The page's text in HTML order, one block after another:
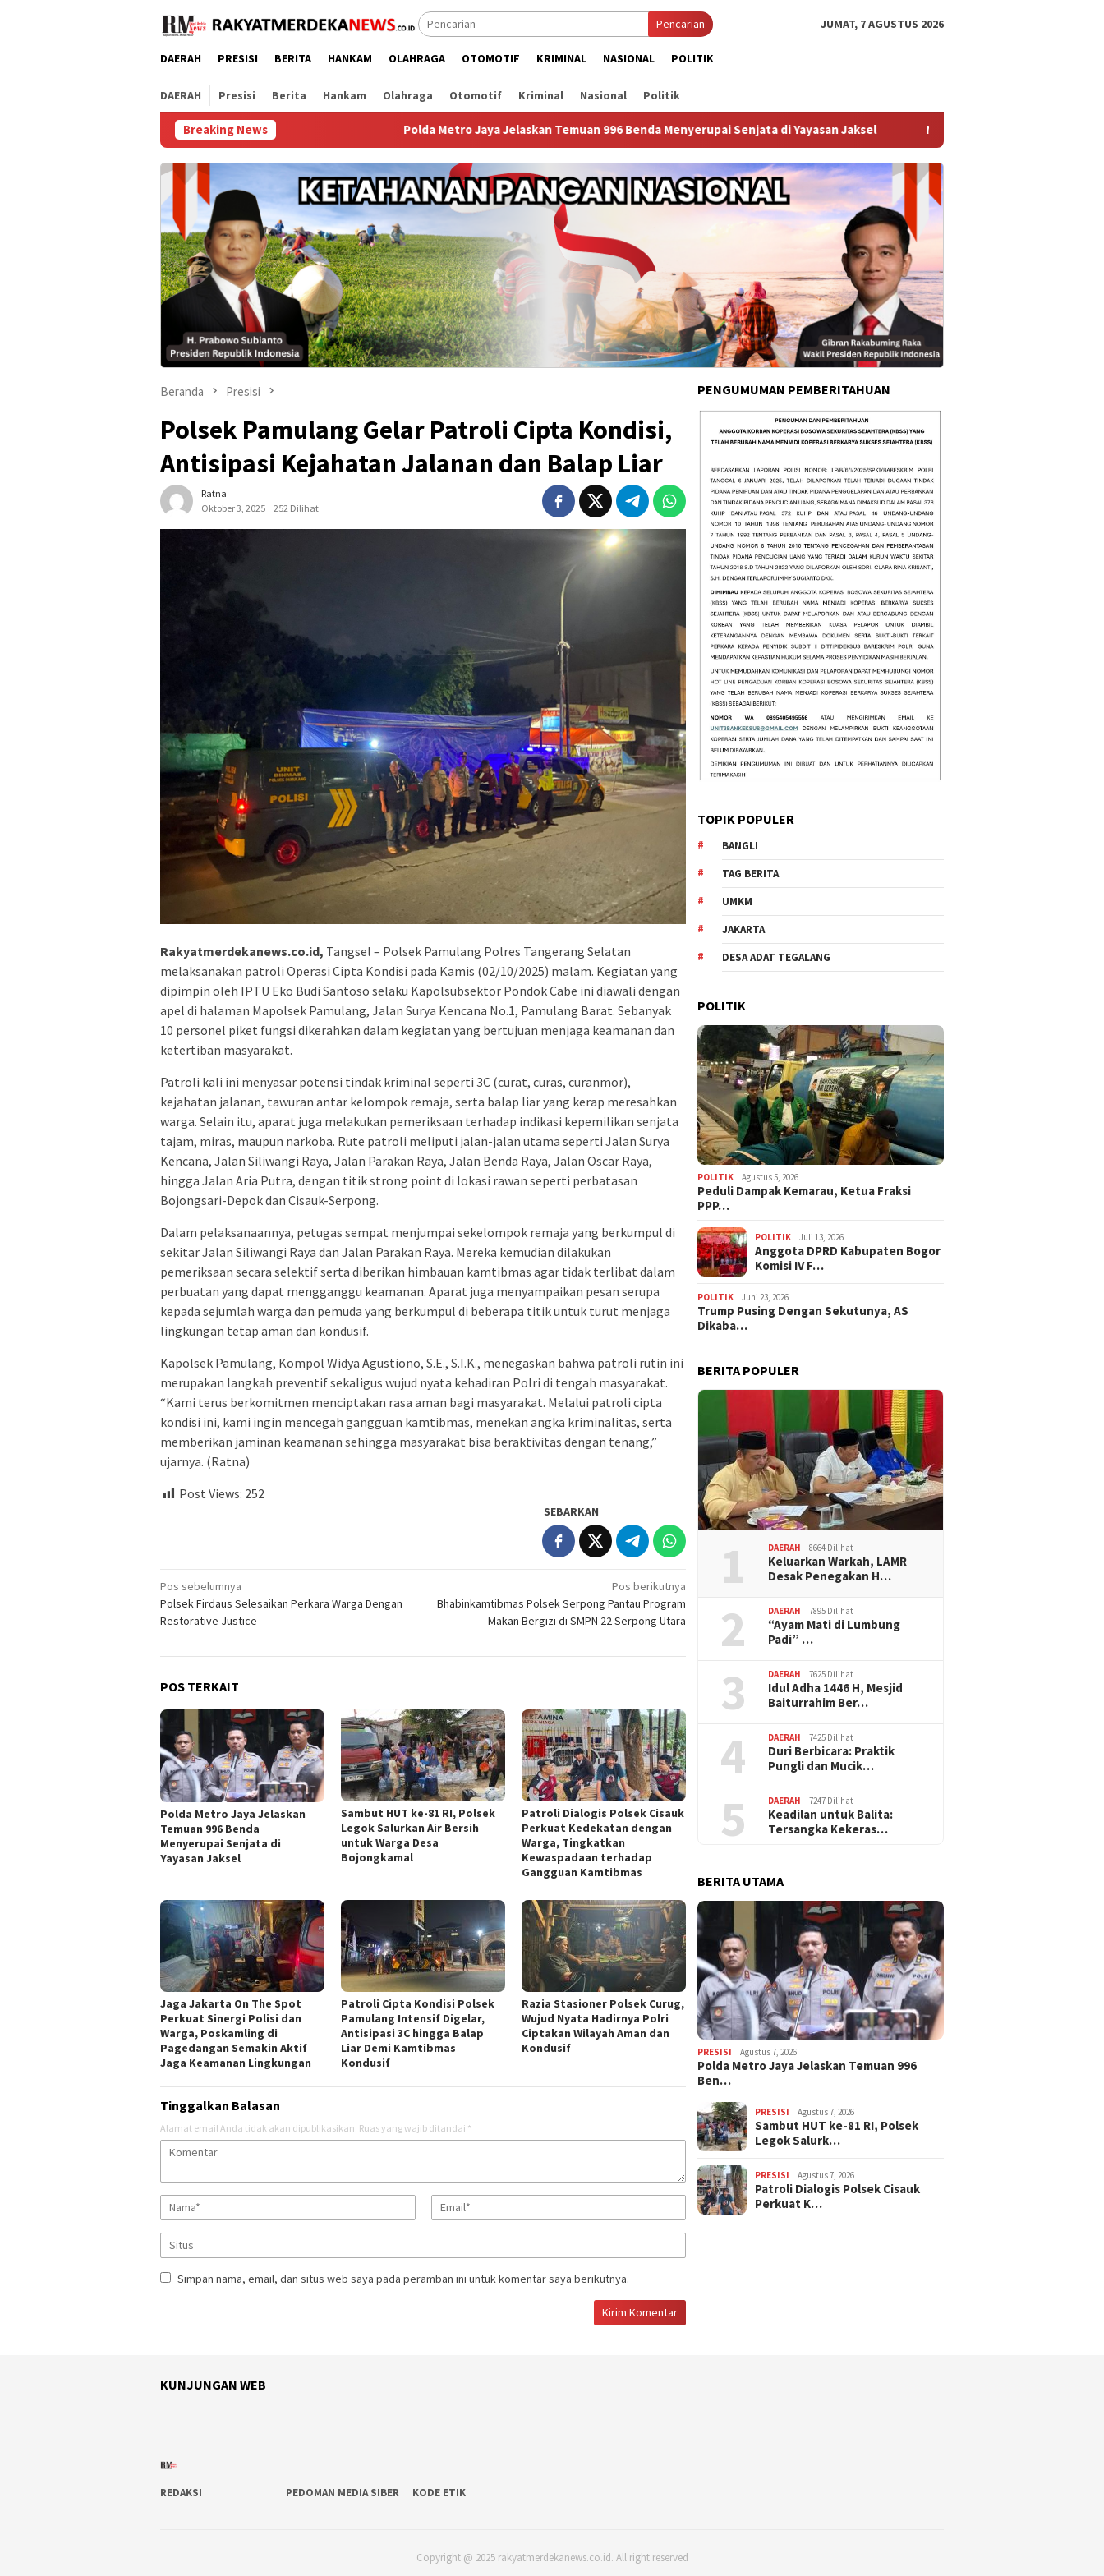
Pencarian JUMAT, 7 AGUSTUS 2026
DAERAH PRESISI BERITA HANKAM OLAHRAGA OTOMOTIF KRIMINAL NASIONAL POLITIK
DAERAH Presisi Berita Hankam Olahraga Otomotif Kriminal Nasional Politik
Breaking News Polda Metro Jaya Jelaskan Temuan 996 Benda Menyerupai Senjata di Yayasan Jaksel Menteri Nusron Ajak BPKAD dan IPPAT Se-
Beranda Presisi
Polsek Pamulang Gelar Patroli Cipta Kondisi,
Antisipasi Kejahatan Jalanan dan Balap Liar
Ratna
Oktober 3, 2025
252 Dilihat
Rakyatmerdekanews.co.id, Tangsel – Polsek Pamulang Polres Tangerang Selatan
melaksanakan patroli Operasi Cipta Kondisi pada Kamis (02/10/2025) malam. Kegiatan yang
dipimpin oleh IPTU Eko Budi Santoso selaku Kapolsubsektor Pondok Cabe ini diawali dengan
apel di halaman Mapolsek Pamulang, Jalan Surya Kencana No.1, Pamulang Barat. Sebanyak
10 personel piket fungsi dikerahkan dalam kegiatan yang bertujuan menjaga keamanan dan
ketertiban masyarakat.
Patroli kali ini menyasar potensi tindak kriminal seperti 3C (curat, curas, curanmor),
kejahatan jalanan, tawuran antar kelompok remaja, serta balap liar yang kerap meresahkan
warga. Selain itu, aparat juga melakukan pemeriksaan terhadap indikasi kepemilikan senjata
tajam, miras, maupun narkoba. Rute patroli meliputi jalan-jalan utama seperti Jalan Surya
Kencana, Jalan Siliwangi Raya, Jalan Parakan Raya, Jalan Benda Raya, Jalan Oscar Raya,
hingga Jalan Aria Putra, dengan titik strong point di lokasi rawan seperti perbatasan
Bojongsari-Depok dan Cisauk-Serpong.
Dalam pelaksanaannya, petugas sempat menjumpai sekelompok remaja yang berkumpul di
sekitar Jalan Siliwangi Raya dan Jalan Parakan Raya. Mereka kemudian dilakukan
pemeriksaan secara selektif serta diberikan himbauan kamtibmas agar tidak terlibat dalam
perbuatan yang dapat mengganggu keamanan. Aparat juga menyampaikan pesan serupa
kepada sejumlah warga dan pemuda yang berkumpul di beberapa titik untuk turut menjaga
lingkungan tetap aman dan kondusif.
Kapolsek Pamulang, Kompol Widya Agustiono, S.E., S.I.K., menegaskan bahwa patroli rutin ini
merupakan langkah preventif sekaligus wujud nyata kehadiran Polri di tengah masyarakat.
“Kami terus berkomitmen menciptakan rasa aman bagi masyarakat. Melalui patroli cipta
kondisi ini, kami ingin mencegah gangguan kamtibmas, menekan angka kriminalitas, serta
memberikan jaminan keamanan sehingga masyarakat bisa beraktivitas dengan tenang,”
ujarnya. (Ratna)
Post Views: 252
SEBARKAN
Navigasi
pos
Pos sebelumnya
Polsek Firdaus Selesaikan Perkara Warga Dengan
Restorative Justice
Pos berikutnya
Bhabinkamtibmas Polsek Serpong Pantau Program
Makan Bergizi di SMPN 22 Serpong Utara
POS TERKAIT
Polda Metro Jaya Jelaskan
Temuan 996 Benda
Menyerupai Senjata di
Yayasan Jaksel
Sambut HUT ke-81 RI, Polsek
Legok Salurkan Air Bersih
untuk Warga Desa
Bojongkamal
Patroli Dialogis Polsek Cisauk
Perkuat Kedekatan dengan
Warga, Tingkatkan
Kewaspadaan terhadap
Gangguan Kamtibmas
Jaga Jakarta On The Spot
Perkuat Sinergi Polisi dan
Warga, Poskamling di
Pagedangan Semakin Aktif
Jaga Keamanan Lingkungan
Patroli Cipta Kondisi Polsek
Pamulang Intensif Digelar,
Antisipasi 3C hingga Balap
Liar Demi Kamtibmas
Kondusif
Razia Stasioner Polsek Curug,
Wujud Nyata Hadirnya Polri
Ciptakan Wilayah Aman dan
Kondusif
Tinggalkan Balasan
Alamat email Anda tidak akan dipublikasikan. Ruas yang wajib ditandai *
Simpan nama, email, dan situs web saya pada peramban ini untuk komentar saya berikutnya.
PENGUMUMAN PEMBERITAHUAN
TOPIK POPULER
BANGLI
TAG BERITA
UMKM
JAKARTA
DESA ADAT TEGALANG
POLITIK
POLITIK Agustus 5, 2026
‎Peduli Dampak Kemarau, Ketua Fraksi
PPP…
POLITIK Juli 13, 2026
Anggota DPRD Kabupaten Bogor
Komisi IV F…
POLITIK Juni 23, 2026
Trump Pusing Dengan Sekutunya, AS
Dikaba…
BERITA POPULER
1 DAERAH 8664 Dilihat
Keluarkan Warkah, LAMR
Desak Penegakan H…
2 DAERAH 7895 Dilihat
“Ayam Mati di Lumbung
Padi” …
3 DAERAH 7625 Dilihat
Idul Adha 1446 H, Mesjid
Baiturrahim Ber…
4 DAERAH 7425 Dilihat
Duri Berbicara: Praktik
Pungli dan Mucik…
5 DAERAH 7247 Dilihat
Keadilan untuk Balita:
Tersangka Kekeras…
BERITA UTAMA
PRESISI Agustus 7, 2026
Polda Metro Jaya Jelaskan Temuan 996
Ben…
PRESISI Agustus 7, 2026
Sambut HUT ke-81 RI, Polsek
Legok Salurk…
PRESISI Agustus 7, 2026
Patroli Dialogis Polsek Cisauk
Perkuat K…
KUNJUNGAN WEB
REDAKSI PEDOMAN MEDIA SIBER KODE ETIK
Copyright @ 2025 rakyatmerdekanews.co.id. All right reserved